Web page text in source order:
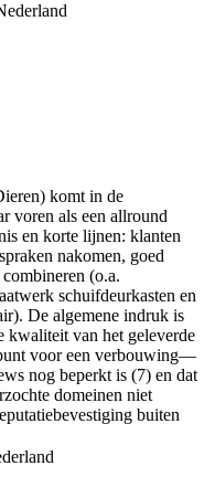
komt in de
voren als een allround
en korte lijnen: klanten
nakomen, goed
(o.a.
schuifdeurkasten en
De algemene indruk is
kwaliteit van het geleverde
voor een verbouwing—
nog beperkt is (7) en dat
domeinen niet
buiten